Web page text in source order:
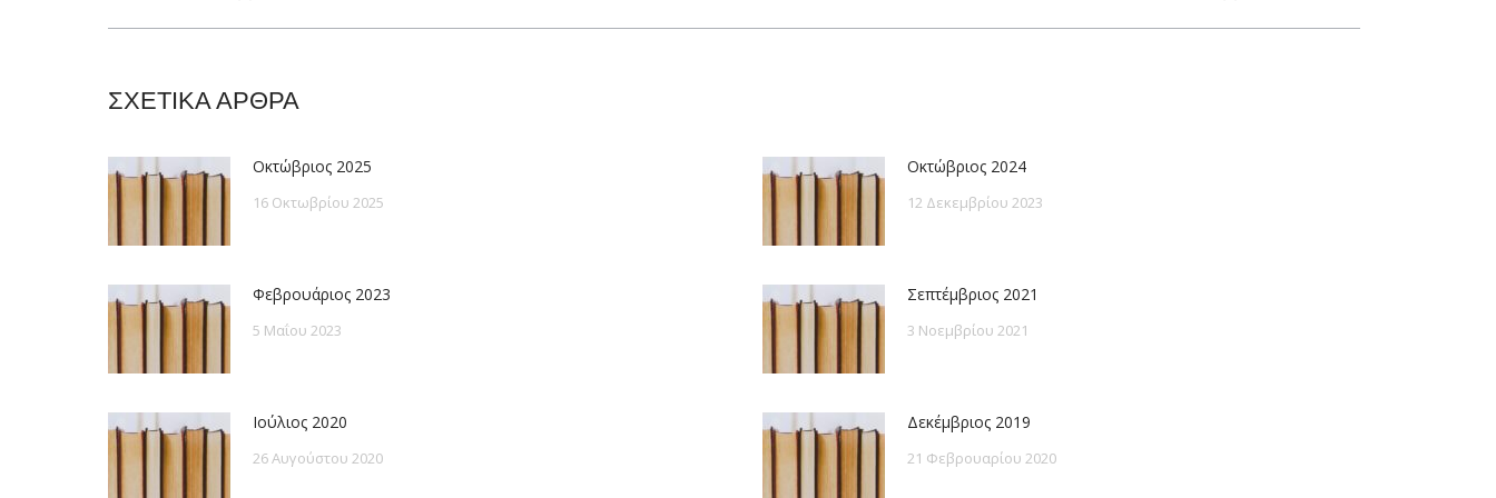
ΣΧΕΤΙΚΑ ΑΡΘΡΑ
Οκτώβριος 2025
16 Οκτωβρίου 2025
Οκτώβριος 2024
12 Δεκεμβρίου 2023
Φεβρουάριος 2023
5 Μαΐου 2023
Σεπτέμβριος 2021
3 Νοεμβρίου 2021
Ιούλιος 2020
26 Αυγούστου 2020
Δεκέμβριος 2019
21 Φεβρουαρίου 2020